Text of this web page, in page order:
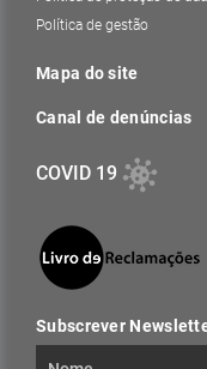
Política de gestão
Mapa do site
Canal de denúncias
COVID 19
Subscrever